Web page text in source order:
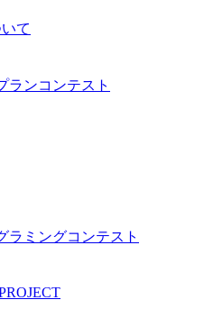
て
ランコンテスト
ラミングコンテスト